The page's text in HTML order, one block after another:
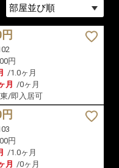
円
/1.0ヶ月
月 /0ヶ月
東/即入居可
円
/1.0ヶ月
月 /0ヶ月